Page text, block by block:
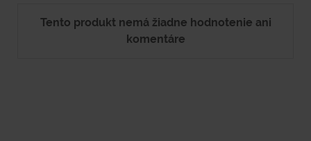
Tento produkt nemá žiadne hodnotenie ani
komentáre